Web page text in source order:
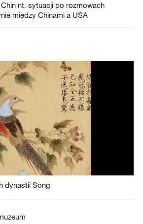
nt. sytuacji po rozmowach
między Chinami a USA
dynastii Song